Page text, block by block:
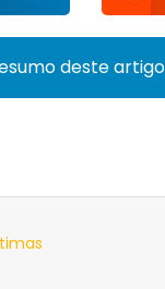
deste artigo